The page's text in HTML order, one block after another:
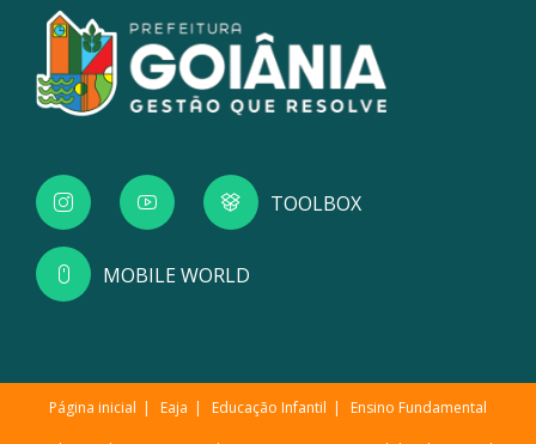
TOOLBOX
MOBILE WORLD
Página inicial Eaja Educação Infantil Ensino Fundamental